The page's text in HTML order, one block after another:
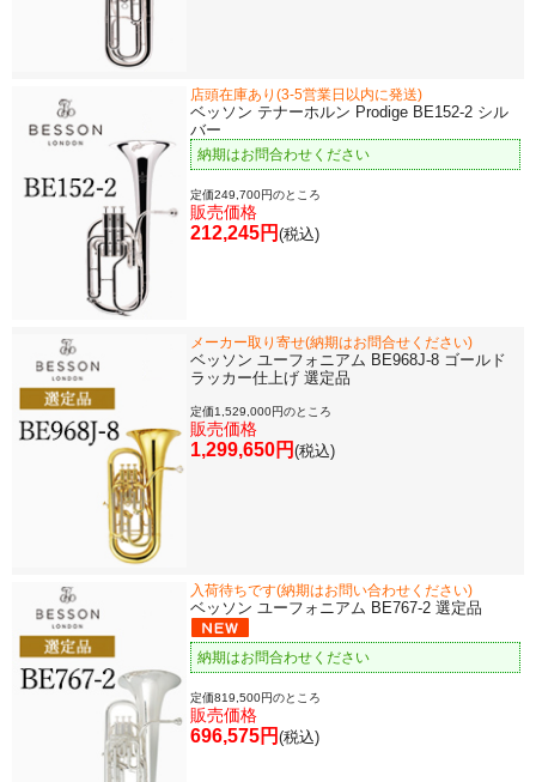
店頭在庫あり(3-5営業日以内に発送)
ベッソン テナーホルン Prodige BE152-2 シル
バー
納期はお問合わせください
定価249,700円のところ
販売価格
212,245円 (税込)
メーカー取り寄せ(納期はお問合せください)
ベッソン ユーフォニアム BE968J-8 ゴールド
ラッカー仕上げ 選定品
定価1,529,000円のところ
販売価格
1,299,650円 (税込)
入荷待ちです(納期はお問い合わせください)
ベッソン ユーフォニアム BE767-2 選定品
納期はお問合わせください
定価819,500円のところ
販売価格
696,575円 (税込)